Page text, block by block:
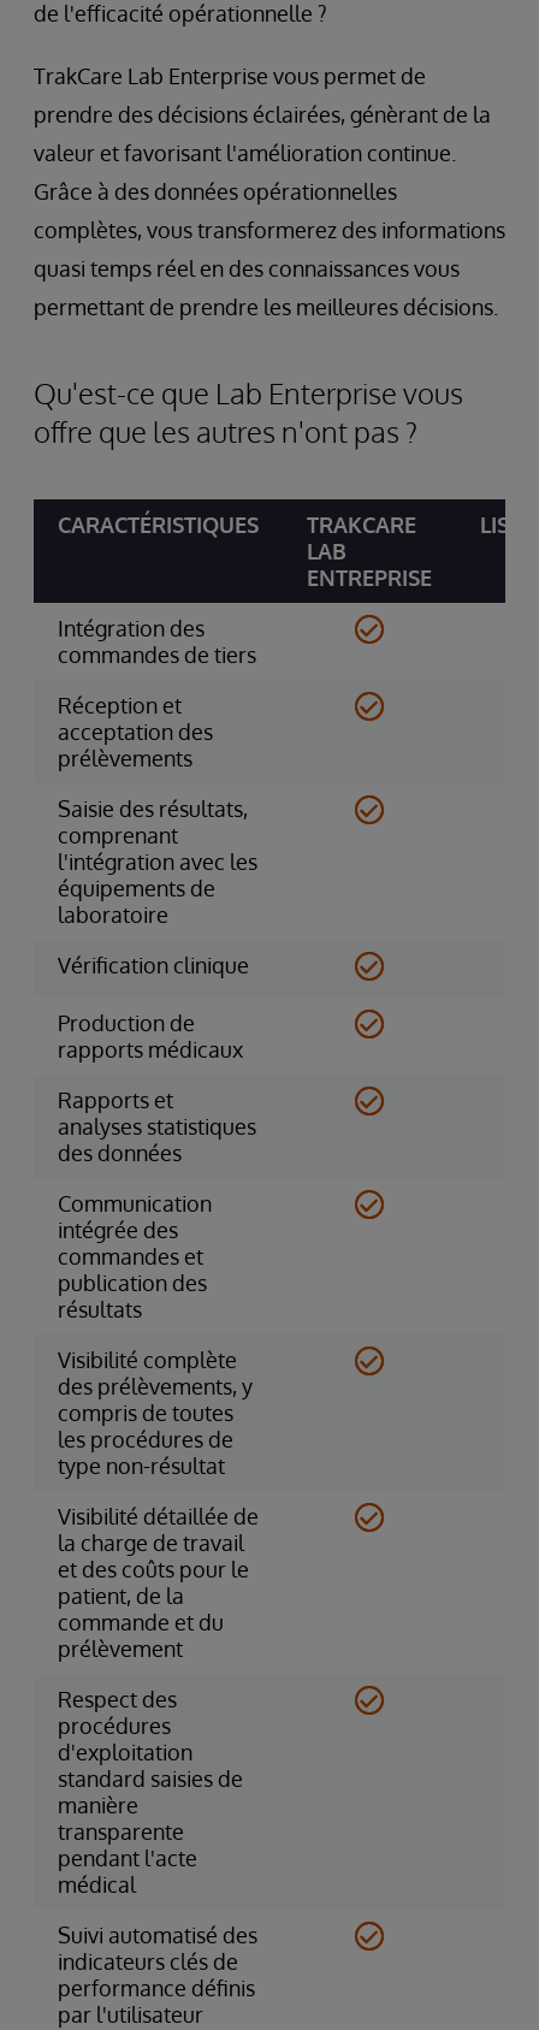
de l'efficacité opérationnelle ?
TrakCare Lab Enterprise vous permet de
prendre des décisions éclairées, génèrant de la
valeur et favorisant l'amélioration continue.
Grâce à des données opérationnelles
complètes, vous transformerez des informations
quasi temps réel en des connaissances vous
permettant de prendre les meilleures décisions.
Qu'est-ce que Lab Enterprise vous
offre que les autres n'ont pas ?
CARACTÉRISTIQUES
TRAKCARE
LAB
ENTREPRISE
LIS
Intégration des
commandes de tiers
Réception et
acceptation des
prélèvements
Saisie des résultats,
comprenant
l'intégration avec les
équipements de
laboratoire
Vérification clinique
Production de
rapports médicaux
Rapports et
analyses statistiques
des données
Communication
intégrée des
commandes et
publication des
résultats
Visibilité complète
des prélèvements, y
compris de toutes
les procédures de
type non-résultat
Visibilité détaillée de
la charge de travail
et des coûts pour le
patient, de la
commande et du
prélèvement
Respect des
procédures
d'exploitation
standard saisies de
manière
transparente
pendant l'acte
médical
Suivi automatisé des
indicateurs clés de
performance définis
par l'utilisateur